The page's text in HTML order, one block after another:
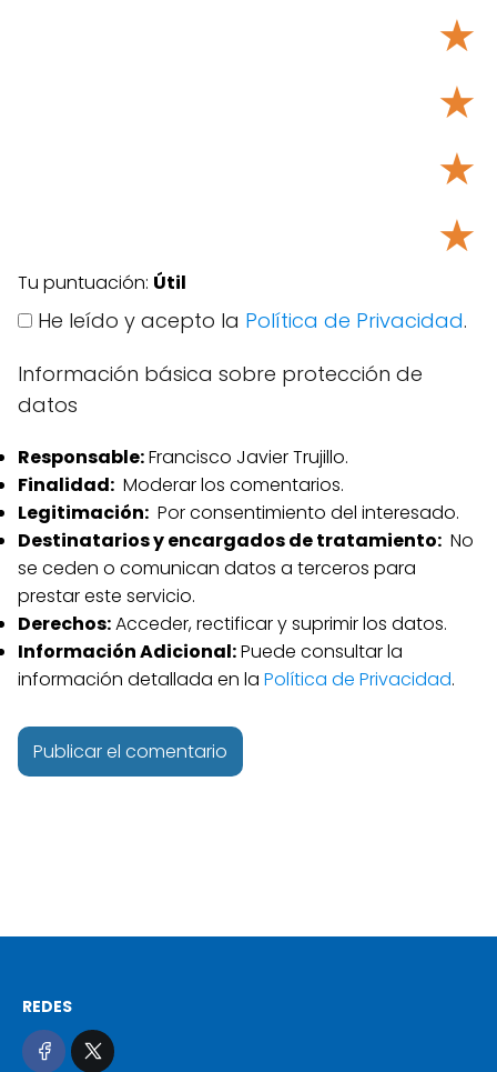
★
★
★
★
Tu puntuación: Útil
He leído y acepto la Política de Privacidad.
Información básica sobre protección de
datos
Responsable:Francisco Javier Trujillo.
Finalidad: Moderar los comentarios.
Legitimación: Por consentimiento del interesado.
Destinatarios y encargados de tratamiento: No
se ceden o comunican datos a terceros para
prestar este servicio.
Derechos:Acceder, rectificar y suprimir los datos.
Información Adicional:Puede consultar la
información detallada en la Política de Privacidad.
REDES